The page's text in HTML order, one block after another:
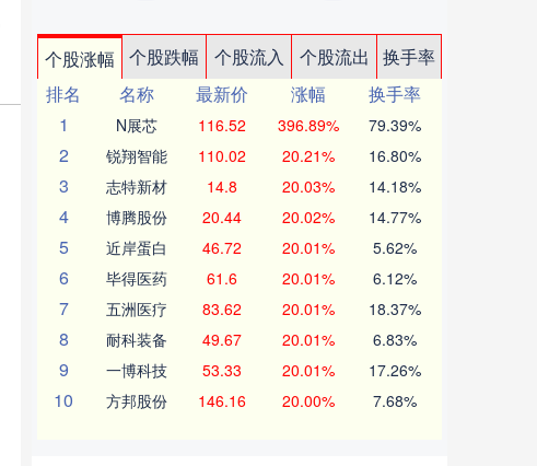
个股涨幅 个股跌幅 个股流入 个股流出
换手率
排名
名称 最新价 涨幅
换手率
1
N展芯 116.52 396.89% 79.39%
2 锐翔智能 110.02 20.21% 16.80%
3 志特新材 14.8 20.03% 14.18%
4 博腾股份 20.44 20.02% 14.77%
5 近岸蛋白 46.72 20.01% 5.62%
6 毕得医药 61.6 20.01% 6.12%
7 五洲医疗 83.62 20.01% 18.37%
8 耐科装备 49.67 20.01% 6.83%
9 一博科技 53.33 20.01% 17.26%
10 方邦股份 146.16 20.00% 7.68%